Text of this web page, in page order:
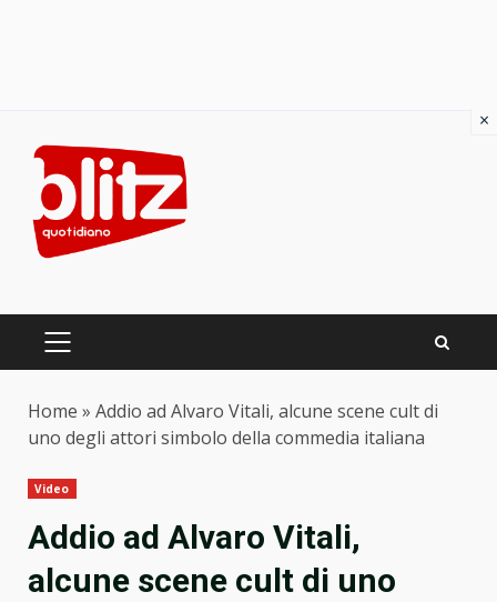
content
PRIMARY
Home » Addio ad Alvaro Vitali, alcune scene cult di
uno degli attori simbolo della commedia italiana
Video
Addio ad Alvaro Vitali,
alcune scene cult di uno
×